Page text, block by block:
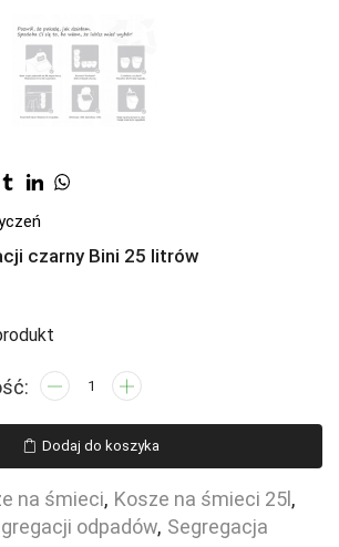
czarny Bini 25 litrów
ilość
do
segregacji
czarny
Bini
Dodaj do koszyka
na śmieci, Kosze na śmieci 25l,
odpadów, Segregacja